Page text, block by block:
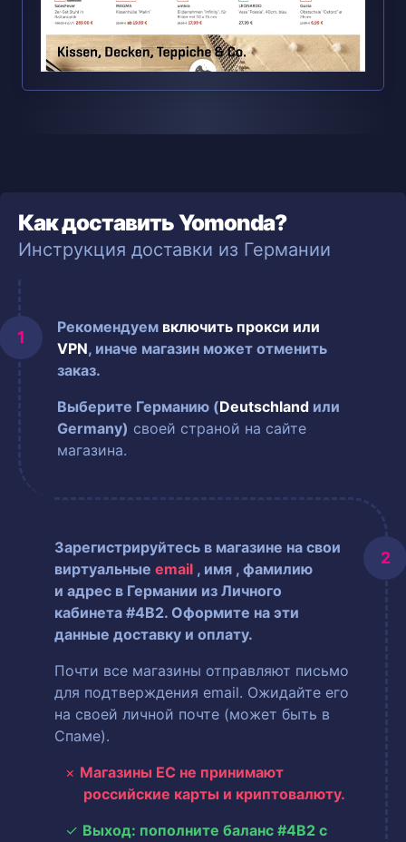
Как доставить Yomonda?
Инструкция доставки из Германии
Рекомендуем включить прокси или
VPN, иначе магазин может отменить
заказ.
Выберите Германию (Deutschland или
Germany) своей страной на сайте
магазина.
Зарегистрируйтесь в магазине на свои
виртуальные email , имя , фамилию
и адрес в Германии из Личного
кабинета #4B2. Оформите на эти
данные доставку и оплату.
Почти все магазины отправляют письмо
для подтверждения email. Ожидайте его
на своей личной почте (может быть в
Спаме).
Магазины ЕС не принимают
российские карты и криптовалюту.
Выход: пополните баланс #4B2 с